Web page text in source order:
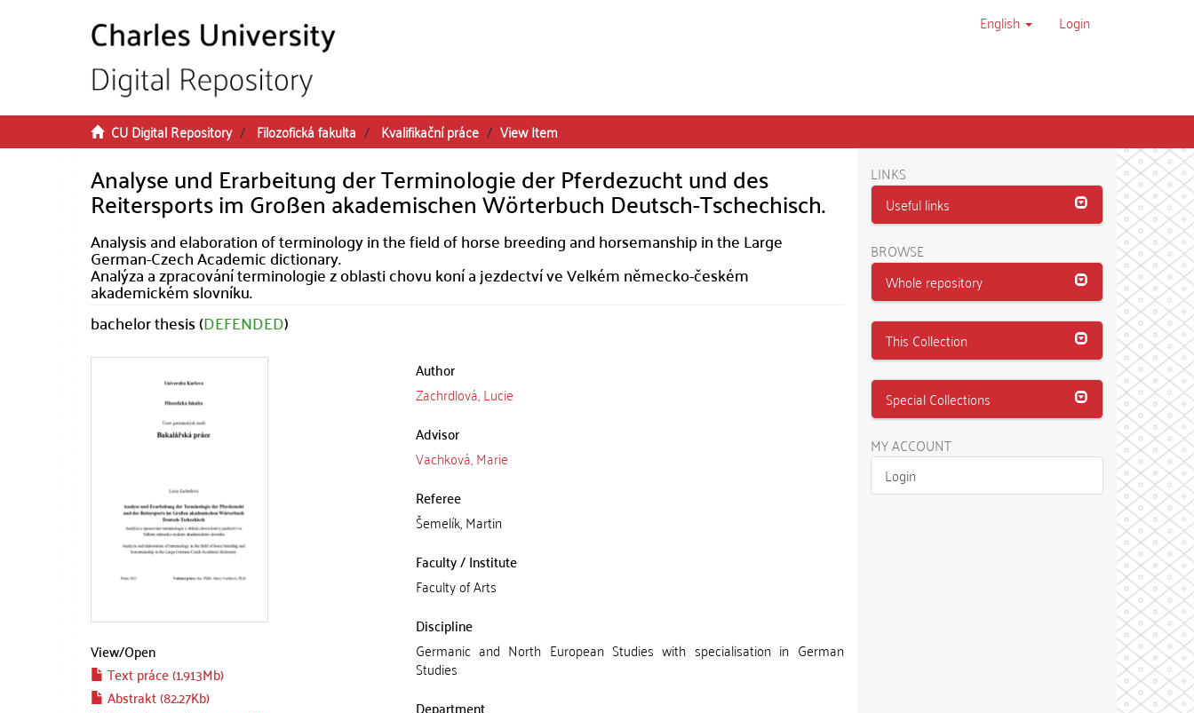
English Login
CU Digital Repository Filozofická fakulta Kvalifikační práce View Item
Analyse und Erarbeitung der Terminologie der Pferdezucht und des
Reitersports im Großen akademischen Wörterbuch Deutsch-Tschechisch.
Analysis and elaboration of terminology in the field of horse breeding and horsemanship in the Large
German-Czech Academic dictionary.
Analýza a zpracování terminologie z oblasti chovu koní a jezdectví ve Velkém německo-českém
akademickém slovníku.
bachelor thesis (DEFENDED)
View/Open
Text práce (1.913Mb)
Abstrakt (82.27Kb)
Author
Zachrdlová, Lucie
Advisor
Vachková, Marie
Referee
Šemelík, Martin
Faculty / Institute
Faculty of Arts
Discipline
Germanic and North European Studies with specialisation in German
Studies
Department
LINKS
Useful links
BROWSE
Whole repository
This Collection
Special Collections
MY ACCOUNT
Login